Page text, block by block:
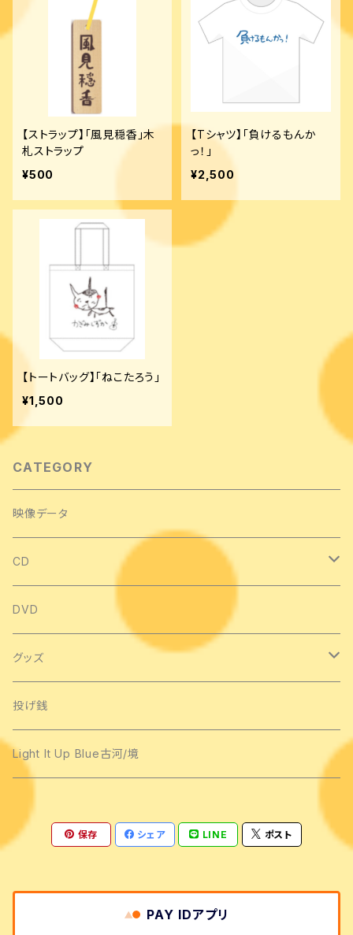
【ストラップ】「風見穏香」木
札ストラップ
¥500
【Tシャツ】「負けるもんか
っ！」
¥2,500
【トートバッグ】「ねこたろう」
¥1,500
CATEGORY
映像データ
CD
シングル
アルバム
手作りCD
ライブCD
DVD
グッズ
Tシャツ
タオル類
ストラップ
投げ銭
Light It Up Blue古河/境
保存 シェア LINE ポスト
PAY IDアプリ